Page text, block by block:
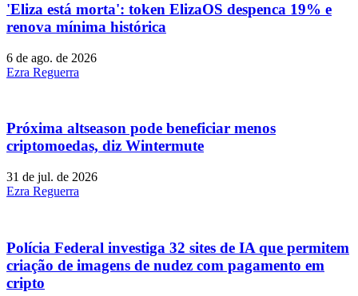
'Eliza está morta': token ElizaOS despenca 19% e
renova mínima histórica
6 de ago. de 2026
Ezra Reguerra
Próxima altseason pode beneficiar menos
criptomoedas, diz Wintermute
31 de jul. de 2026
Ezra Reguerra
Polícia Federal investiga 32 sites de IA que permitem
criação de imagens de nudez com pagamento em
cripto